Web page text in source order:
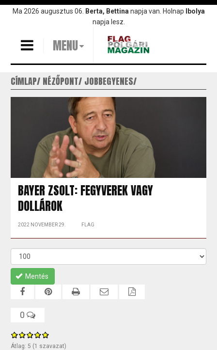
UgrásMa 2026 augusztus 06. Berta, Bettina napja van. Holnap
Ibolya
napja lesz.
MENU
CÍMLAP NÉZŐPONT JOBBEGYENES
BAYER ZSOLT: FEGYVEREK VAGY
DOLLÁROK
2022 NOVEMBER 29. FLAG
Mentés
0
Átlag: 5 (1 szavazat)